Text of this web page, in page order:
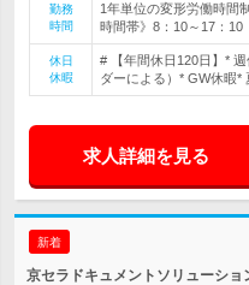
勤務
時間
1年単位の変形労働時間
時間帯》8：10～17：10
休日
休暇
# 【年間休日120日】*
ダーによる）* GW休暇*
求人詳細を見る
新着
京セラドキュメントソリューシ